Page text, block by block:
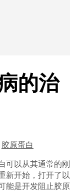
的治
胶原蛋白
可以从其通常的刚
新开始，打开了以
能是开发阻止胶原